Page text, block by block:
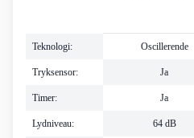
Teknologi:
Tryksensor:
Timer:
Lydniveau:
Oscillerende
Ja
Ja
64 dB